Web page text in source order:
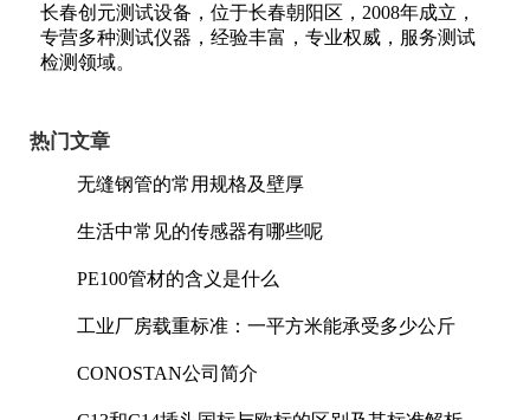
长春创元测试设备，位于长春朝阳区，2008年成立，
专营多种测试仪器，经验丰富，专业权威，服务测试
检测领域。
热门文章
无缝钢管的常用规格及壁厚
生活中常见的传感器有哪些呢
PE100管材的含义是什么
工业厂房载重标准：一平方米能承受多少公斤
CONOSTAN公司简介